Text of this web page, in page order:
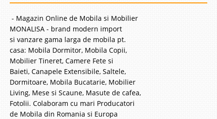
ofera maxima functionalitate datorita sistemului de exte..
1.371 Lei
Pret Redus1.254 Lei
indisponibil - furnizor delistat
Adauga la Favorite
- Magazin Online de Mobila si Mobilier
MONALISA - brand modern import
si vanzare gama larga de mobila pt.
casa: Mobila Dormitor, Mobila Copii,
Mobilier Tineret, Camere Fete si
Baieti, Canapele Extensibile, Saltele,
Dormitoare, Mobila Bucatarie, Mobilier
Living, Mese si Scaune, Masute de cafea,
Fotolii. Colaboram cu mari Producatori
de Mobila din Romania si Europa